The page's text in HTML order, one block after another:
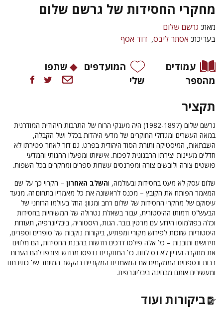
מחקרי החסידות של גרשם שלום
מאת: גרשם שלום
בעריכת: אסתר ליבס דוד אסף
עמודים
מהספר
המועדפים
שלי
שתפו
תקציר
גרשם שלום (1982-1897) היה מענקי הרוח של התרבות היהודית המודרנית
במאה העשרים ומגדולי החוקרים של מדעי היהדות בכלל ושל הקבלה,
השבתאות, המיסטיקה ותורת הסוד היהודית בפרט. גם דור לאחר פטירתו לא
חדלים מעיינות יצירתו הרבגונית לפכות. אישיותו ומפעלו ההגותי והמדעי
פושטים צורה ולובשים צורה ומפרנסים עשרות ספרים ומחקרים בכל השפות.
שלום עסק לא מעט בחסידות ובעולמה, והשלב האחרון – הקרוי כך על שם
המאמר הפותח את הקובץ – מכנס לראשונה את כל מאמריו בתחום זה. מנעד
עיסוקם של מחקרי החסידות של שלום רחב ומגוון: החל בעולמו הרוחני של
הבעש"ט ודמותו ההיסטורית, עבור בשאלת נטרולה של המשיחיות בחסידות
וכלה בפולמוסו הידוע עם מרטין בובר. הגות, היסטוריה, ביבליוגרפיה, תעודות
היסטוריות שזוכות לפירוש מקורי ומפתיע, ביקורות נוקבות של סופרים וספרים,
חידושים ותובנות – כל אלה פילסו דרכים חדשות בהבנת החסידות, הם מלווים
את מחקרה ועדיין לא נס לֵחם. כל המחקרים נדפסו מחדש וצורפו להם הערות
רבות ונספחים הממקמים את המאמרים המקוריים בהקשר המיוחד של כתיבתם
ומעשירים אותם מבחינה ביבליוגרפית.
ביקורות ועוד